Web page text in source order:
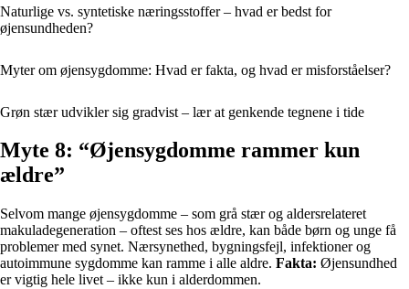
Naturlige vs. syntetiske næringsstoffer – hvad er bedst for
øjensundheden?
Myter om øjensygdomme: Hvad er fakta, og hvad er misforståelser?
Grøn stær udvikler sig gradvist – lær at genkende tegnene i tide
Myte 8: “Øjensygdomme rammer kun
ældre”
Selvom mange øjensygdomme – som grå stær og aldersrelateret
makuladegeneration – oftest ses hos ældre, kan både børn og unge få
problemer med synet. Nærsynethed, bygningsfejl, infektioner og
autoimmune sygdomme kan ramme i alle aldre. Fakta: Øjensundhed
er vigtig hele livet – ikke kun i alderdommen.